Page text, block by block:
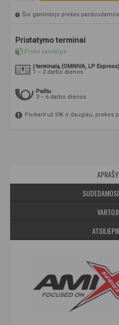
Šio gamintojo prekės
Pristatymo terminai
Prekė sandėlyje
Į terminalą (OMNIVA, LP Express)
1 – 2 darbo dienos
Paštu
3 – 6 darbo dienos
Perkant už 59€ ir daugiau, prekes